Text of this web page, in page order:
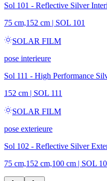
Sol 101 - Reflective Silver
75 cm,152 cm | SOL 101
SOLAR FILM
pose interieure
Sol 111 - High Performance
152 cm | SOL 111
SOLAR FILM
pose exterieure
Sol 102 - Reflective Silver
75 cm,152 cm,100 cm | SOL